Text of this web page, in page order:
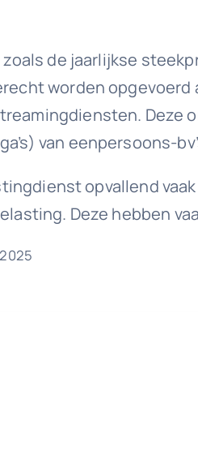
de jaarlijkse
worden
Deze
van eenpersoons-
opvallend
Deze hebben